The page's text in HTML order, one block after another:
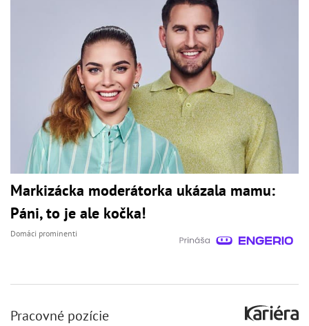
Markizácka moderátorka ukázala mamu:
Páni, to je ale kočka!
Domáci prominenti
Pracovné pozície